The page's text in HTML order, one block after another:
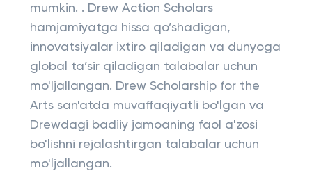
mumkin. . Drew Action Scholars
hamjamiyatga hissa qo’shadigan,
innovatsiyalar ixtiro qiladigan va dunyoga
global ta’sir qiladigan talabalar uchun
mo'ljallangan. Drew Scholarship for the
Arts san'atda muvaffaqiyatli bo'lgan va
Drewdagi badiiy jamoaning faol a'zosi
bo'lishni rejalashtirgan talabalar uchun
mo'ljallangan.